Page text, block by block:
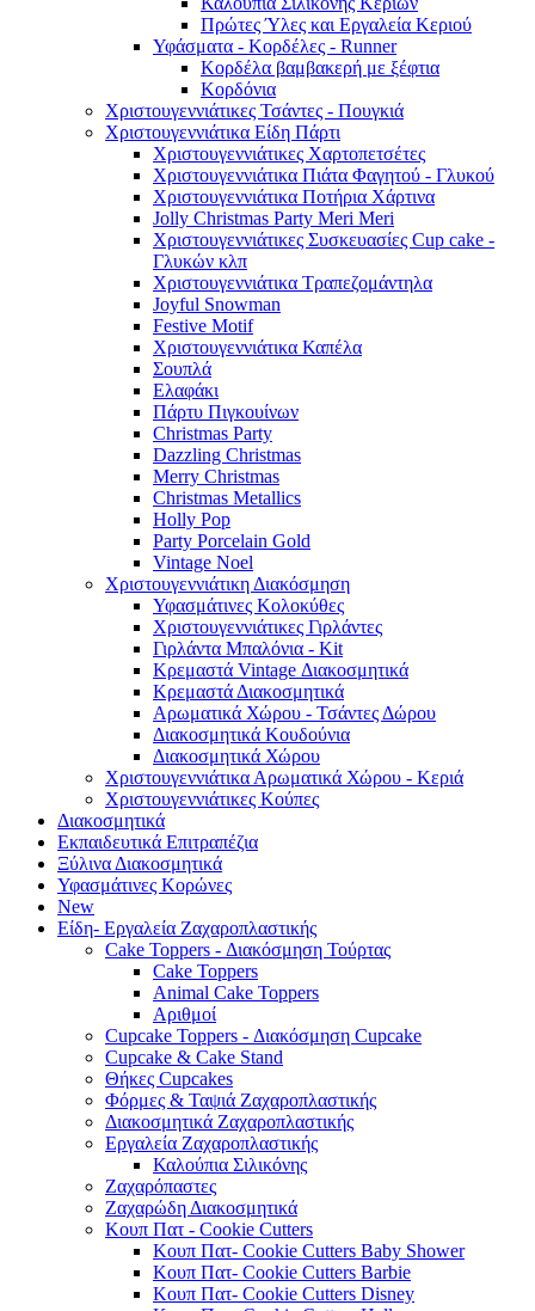
Πρώτες Ύλες και Εργαλεία Κεριού
Υφάσματα - Κορδέλες - Runner
Κορδέλα βαμβακερή με ξέφτια
Κορδόνια
Χριστουγεννιάτικες Τσάντες - Πουγκιά
Χριστουγεννιάτικα Είδη Πάρτι
Χριστουγεννιάτικες Χαρτοπετσέτες
Χριστουγεννιάτικα Πιάτα Φαγητού - Γλυκού
Χριστουγεννιάτικα Ποτήρια Χάρτινα
Jolly Christmas Party Meri Meri
Χριστουγεννιάτικες Συσκευασίες Cup cake -
Γλυκών κλπ
Χριστουγεννιάτικα Τραπεζομάντηλα
Joyful Snowman
Festive Motif
Χριστουγεννιάτικα Καπέλα
Σουπλά
Ελαφάκι
Πάρτυ Πιγκουίνων
Christmas Party
Dazzling Christmas
Merry Christmas
Christmas Metallics
Holly Pop
Party Porcelain Gold
Vintage Noel
Χριστουγεννιάτικη Διακόσμηση
Υφασμάτινες Κολοκύθες
Χριστουγεννιάτικες Γιρλάντες
Γιρλάντα Μπαλόνια - Kit
Κρεμαστά Vintage Διακοσμητικά
Κρεμαστά Διακοσμητικά
Αρωματικά Χώρου - Τσάντες Δώρου
Διακοσμητικά Κουδούνια
Διακοσμητικά Χώρου
Χριστουγεννιάτικα Αρωματικά Χώρου - Κεριά
Χριστουγεννιάτικες Κούπες
Διακοσμητικά
Εκπαιδευτικά Επιτραπέζια
Ξύλινα Διακοσμητικά
Υφασμάτινες Κορώνες
New
Είδη- Εργαλεία Ζαχαροπλαστικής
Cake Toppers - Διακόσμηση Τούρτας
Cake Toppers
Animal Cake Toppers
Αριθμοί
Cupcake Toppers - Διακόσμηση Cupcake
Cupcake & Cake Stand
Θήκες Cupcakes
Φόρμες & Ταψιά Ζαχαροπλαστικής
Διακοσμητικά Ζαχαροπλαστικής
Εργαλεία Ζαχαροπλαστικής
Καλούπια Σιλικόνης
Ζαχαρόπαστες
Ζαχαρώδη Διακοσμητικά
Κουπ Πατ - Cookie Cutters
Κουπ Πατ- Cookie Cutters Baby Shower
Κουπ Πατ- Cookie Cutters Barbie
Κουπ Πατ- Cookie Cutters Disney